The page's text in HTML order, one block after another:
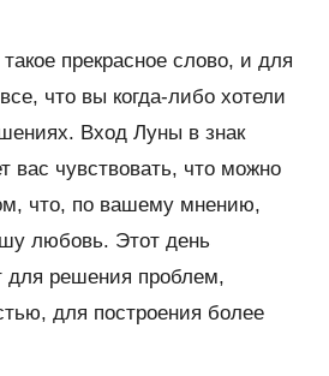
прекрасное слово, и для
что вы когда-либо хотели
Вход Луны в знак
вас чувствовать, что можно
что, по вашему мнению,
любовь. Этот день
для решения проблем,
для построения более